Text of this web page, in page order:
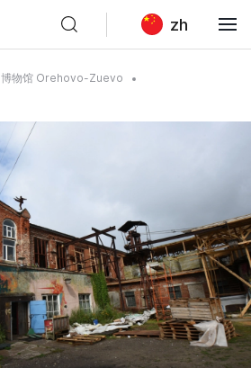
zh
博物馆 Orehovo-Zuevo